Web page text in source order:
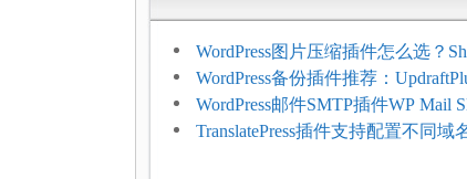
WordPress图片压缩插件怎么选？
Imagify、Smush和EWWW全面对比
WordPress备份插件推荐：
和主机自动备份等方案
WordPress邮件SMTP插件WP Mail
FluentSMT对比评测
TranslatePress插件支持配置不同域